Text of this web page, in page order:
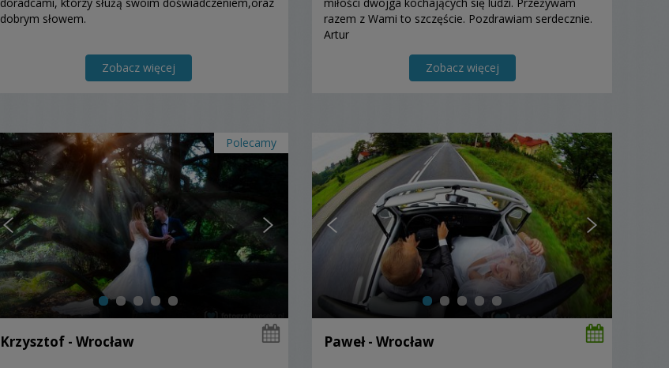
dobrym słowem.
Zobacz więcej
razem z Wami to szczęście. Pozdrawiam serdecznie.
Artur
Zobacz więcej
Polecamy
Krzysztof - Wrocław Paweł - Wrocław